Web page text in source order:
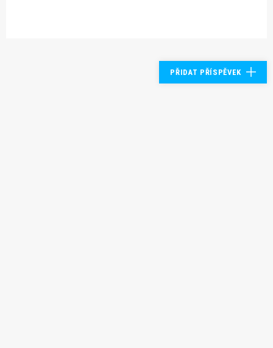
PŘIDAT PŘÍSPĚVEK